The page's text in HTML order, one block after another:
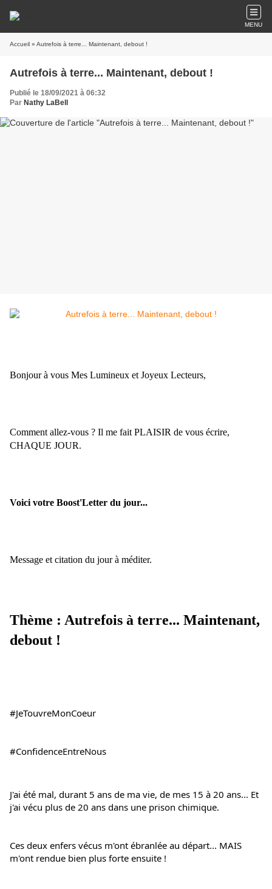
MENU
Accueil » Autrefois à terre... Maintenant, debout !
Autrefois à terre... Maintenant, debout !
Publié le 18/09/2021 à 06:32
Par Nathy LaBell
Bonjour à vous Mes Lumineux et Joyeux Lecteurs,
Comment allez-vous ? Il me fait PLAISIR de vous écrire,
CHAQUE JOUR.
Voici votre Boost'Letter du jour...
Message et citation du jour à méditer.
Thème : Autrefois à terre... Maintenant,
debout !
#JeTouvreMonCoeur
#ConfidenceEntreNous
J'ai été mal, durant 5 ans de ma vie, de mes 15 à 20 ans... Et
j'ai vécu plus de 20 ans dans une prison chimique.
Ces deux enfers vécus m'ont ébranlée au départ... MAIS
m'ont rendue bien plus forte ensuite !